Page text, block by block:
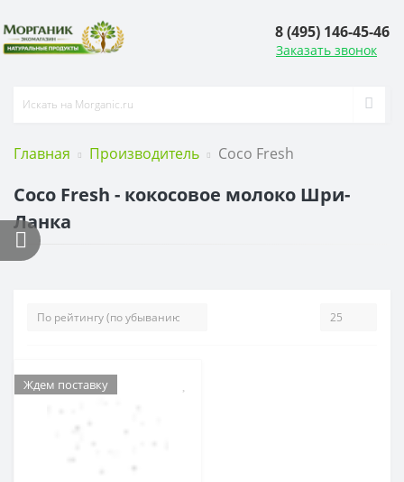
8 (495) 146-45-46
Заказать звонок
Главная Производитель Coco Fresh
Coco Fresh - кокосовое молоко Шри-
Ланка
Ждем поставку